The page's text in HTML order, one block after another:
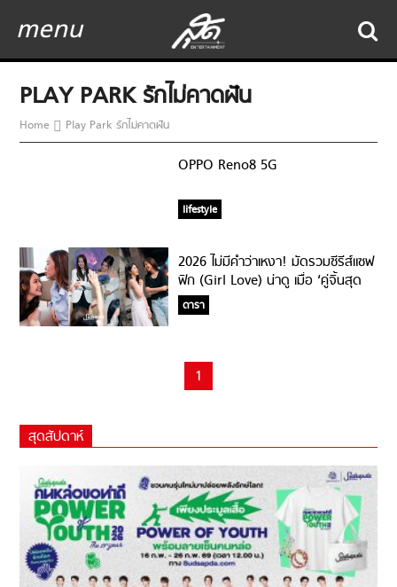
menu
PLAY PARK รักไม่คาดฝัน
Home Play Park รักไม่คาดฝัน
OPPO Reno8 5G
lifestyle
2026 ไม่มีคำว่าเหงา! มัดรวมซีรีส์แซฟ
ฟิก (Girl Love) น่าดู เมื่อ ‘คู่จิ้นสุด
ฮอต’ และ ‘คู่จิ้นเคมีใหม่แกะกล่อง’
พร้อมใจกันมาเขย่าหัวใจคุณ!
ดารา
1
สุดสัปดาห์